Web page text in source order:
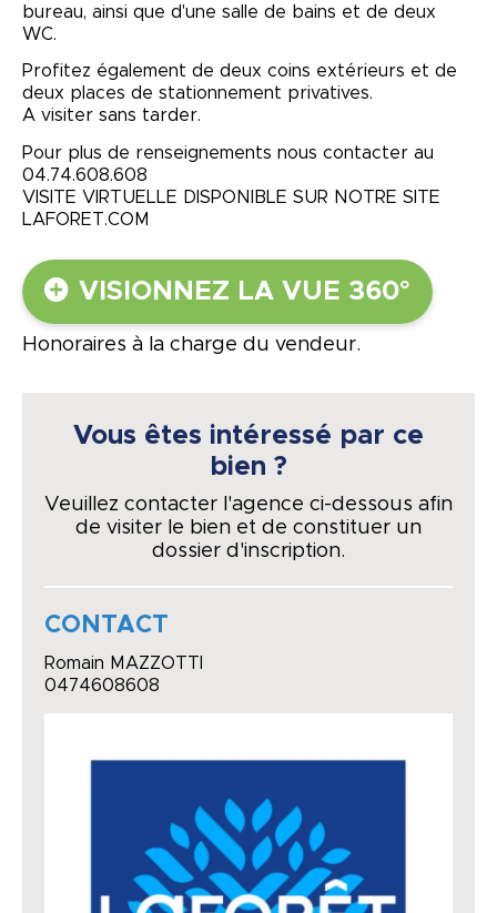
bureau, ainsi que d'une salle de bains et de deux
WC.
Profitez également de deux coins extérieurs et de
deux places de stationnement privatives.
A visiter sans tarder.
Pour plus de renseignements nous contacter au
04.74.608.608
VISITE VIRTUELLE DISPONIBLE SUR NOTRE SITE
LAFORET.COM
VISIONNEZ LA VUE 360°
Honoraires à la charge du vendeur.
Vous êtes intéressé par ce
bien ?
Veuillez contacter l'agence ci-dessous afin
de visiter le bien et de constituer un
dossier d'inscription.
CONTACT
Romain MAZZOTTI
0474608608